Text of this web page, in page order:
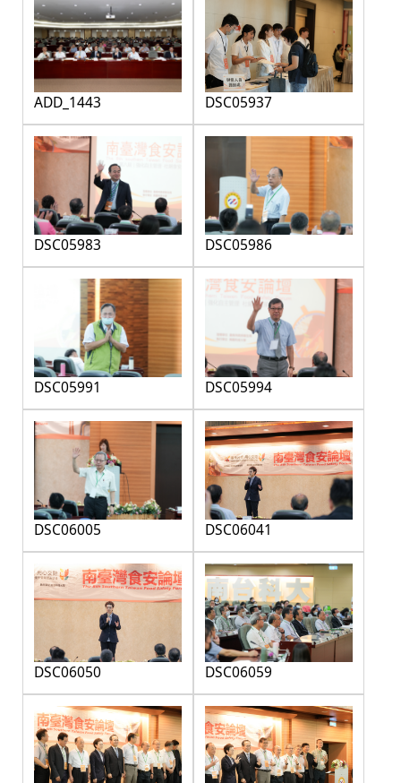
ADD_1443 DSC05937
DSC05983 DSC05986
DSC05991 DSC05994
DSC06005 DSC06041
DSC06050 DSC06059